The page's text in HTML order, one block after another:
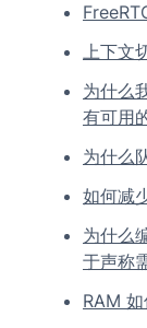
上下文
为什么
有可用
为什么
如何减
为什么
于声称
RAM